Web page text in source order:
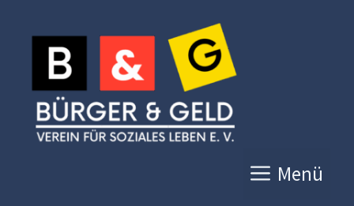
Inhalt
springen
Menü